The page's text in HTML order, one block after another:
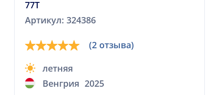
77T
Артикул: 324386
(2 отзыва)
летняя
Венгрия 2025